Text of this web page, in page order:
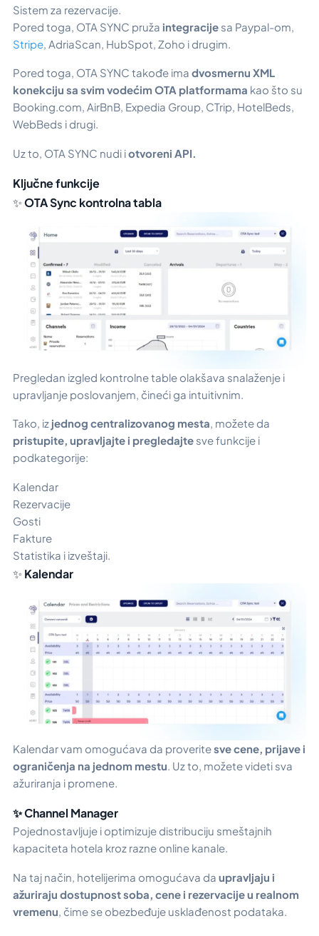
Sistem za rezervacije.
Pored toga, OTA SYNC pruža integracije sa Paypal-om,
Stripe , AdriaScan, HubSpot, Zoho i drugim.
Pored toga, OTA SYNC takođe ima dvosmernu XML
konekciju sa svim vodećim OTA platformama kao što su
Booking.com, AirBnB, Expedia Group, CTrip, HotelBeds,
WebBeds i drugi.
Uz to, OTA SYNC nudi iotvoreni API.
Ključne funkcije
✨OTA Sync kontrolna tabla
Pregledan izgled kontrolne table olakšava snalaženje i
upravljanje poslovanjem, čineći ga intuitivnim.
Tako, iz jednog centralizovanog mesta, možete da
pristupite, upravljajte i pregledajte sve funkcije i
podkategorije:
Kalendar
Rezervacije
Gosti
Fakture
Statistika i izveštaji.
✨ Kalendar
Kalendar vam omogućava da proveritesve cene, prijave i
ograničenja na jednom mestu . Uz to, možete videti sva
ažuriranja i promene.
✨ Channel Manager
Pojednostavljuje i optimizuje distribuciju smeštajnih
kapaciteta hotela kroz razne online kanale.
Na taj način, hotelijerima omogućava da upravljaju i
ažuriraju dostupnost soba, cene i rezervacije u realnom
vremenu , čime se obezbeđuje usklađenost podataka.